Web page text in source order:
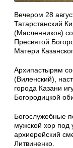
Вечером 28
Татарстанский
(Масленников)
Пресвятой
Матери
Архипастырям
(Виленский),
города Казани
Богородицкой
Богослужебные
мужской хор под
архиерейский
Литвиненко.